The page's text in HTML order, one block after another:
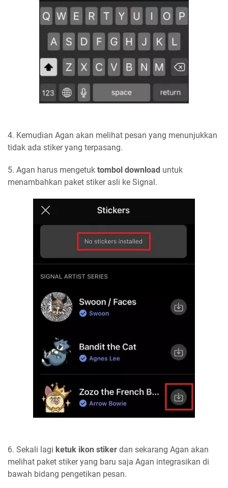
4. Kemudian Agan akan melihat pesan yang menunjukkan
tidak ada stiker yang terpasang.
5. Agan harus mengetuk tombol download untuk
menambahkan paket stiker asli ke Signal.
6. Sekali lagi ketuk ikon stiker dan sekarang Agan akan
melihat paket stiker yang baru saja Agan integrasikan di
bawah bidang pengetikan pesan.